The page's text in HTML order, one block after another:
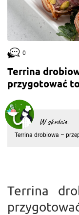
Terrina
przygotować
W skrócie:
Terrina drobiowa –
przygotowaniu.
0
Terrina